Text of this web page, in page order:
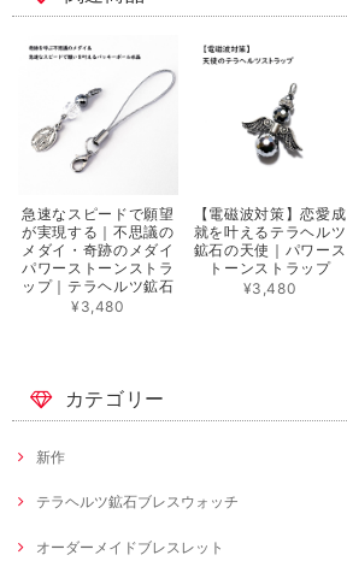
急速なスピードで願望
が実現する｜不思議の
メダイ・奇跡のメダイ
パワーストーンストラ
ップ｜テラヘルツ鉱石
¥3,480
【電磁波対策】恋愛成
就を叶えるテラヘルツ
鉱石の天使｜パワース
トーンストラップ
¥3,480
カテゴリー
新作
テラヘルツ鉱石ブレスウォッチ
オーダーメイドブレスレット